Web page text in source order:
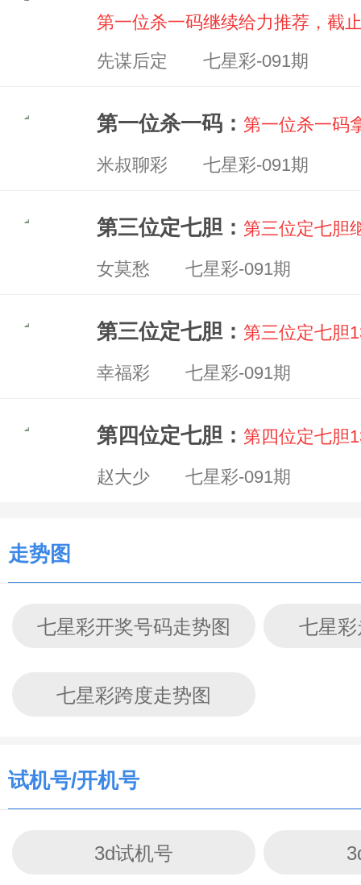
第一位杀一码继续给力推荐，截
先谋后定 七星彩-091期
第一位杀一码： 第一位杀一码
米叔聊彩 七星彩-091期
第三位定七胆： 第三位定七胆
女莫愁 七星彩-091期
第三位定七胆： 第三位定七胆
幸福彩 七星彩-091期
第四位定七胆： 第四位定七胆
赵大少 七星彩-091期
走势图
七星彩开奖号码走势图 七星
七星彩跨度走势图
试机号/开机号
3d试机号